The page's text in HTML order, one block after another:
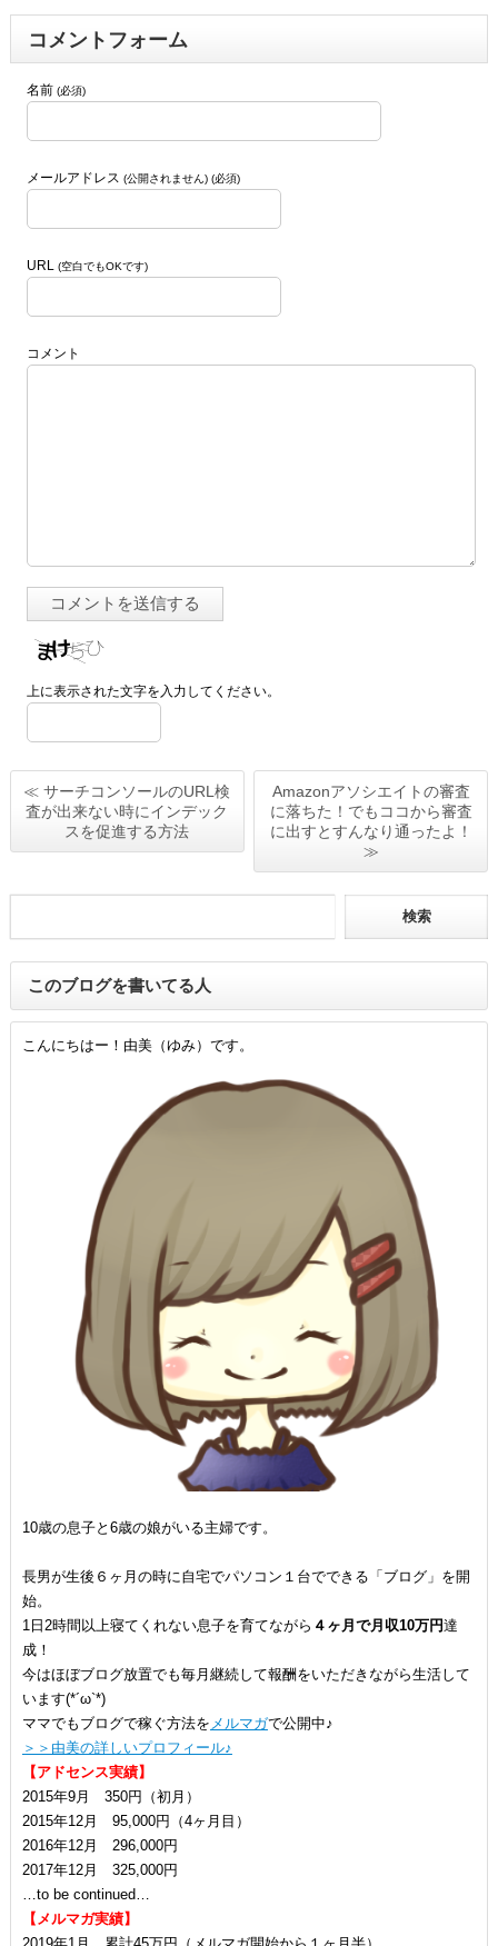
コメントフォーム
名前 (必須)
メールアドレス (公開されません) (必須)
URL (空白でもOKです)
コメント
上に表示された文字を入力してください。
≪ サーチコンソールのURL検
査が出来ない時にインデック
スを促進する方法
Amazonアソシエイトの審査
に落ちた！でもココから審査
に出すとすんなり通ったよ！
≫
このブログを書いてる人
こんにちはー！由美（ゆみ）です。
10歳の息子と6歳の娘がいる主婦です。
長男が生後６ヶ月の時に自宅でパソコン１台でできる「ブログ」を開
始。
1日2時間以上寝てくれない息子を育てながら ４ヶ月で月収10万円達
成！
今はほぼブログ放置でも毎月継続して報酬をいただきながら生活して
います(*´ω`*)
ママでもブログで稼ぐ方法を メルマガで公開中♪
＞＞由美の詳しいプロフィール♪
【アドセンス実績】
2015年9月 350円（初月）
2015年12月 95,000円（4ヶ月目）
2016年12月 296,000円
2017年12月 325,000円
…to be continued…
【メルマガ実績】